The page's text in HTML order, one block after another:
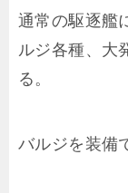
通常の駆逐艦
ルジ各種、大
る。
バルジを装備